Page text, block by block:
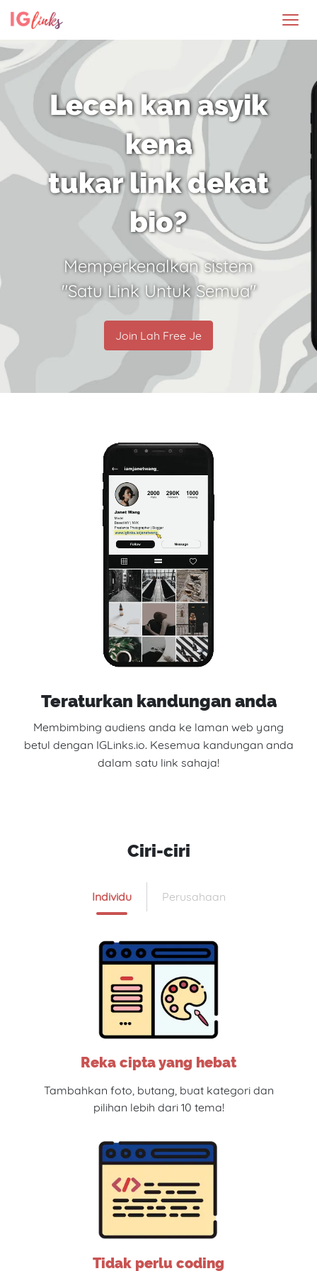
Leceh kan asyik
kena
tukar link dekat
bio?
Memperkenalkan sistem
"Satu Link Untuk Semua"
Join Lah Free Je
Teraturkan kandungan anda
Membimbing audiens anda ke laman web yang
betul dengan IGLinks.io. Kesemua kandungan anda
dalam satu link sahaja!
Ciri-ciri
Individu Perusahaan
Reka cipta yang hebat
Tambahkan foto, butang, buat kategori dan
pilihan lebih dari 10 tema!
Tidak perlu coding